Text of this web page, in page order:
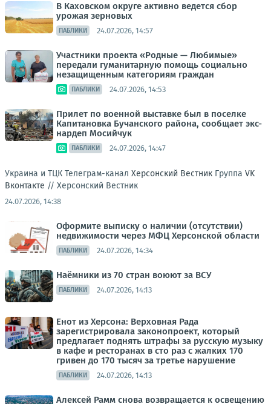
В Каховском округе активно ведется сбор
урожая зерновых
ПАБЛИКИ 24.07.2026, 14:57
Участники проекта «Родные — Любимые»
передали гуманитарную помощь социально
незащищенным категориям граждан
ПАБЛИКИ 24.07.2026, 14:53
Прилет по военной выставке был в поселке
Капитановка Бучанского района, сообщает экс-
нардеп Мосийчук
ПАБЛИКИ 24.07.2026, 14:47
Украина и ТЦК Телеграм-канал Херсонский Вестник Группа VK
Вконтакте // Херсонский Вестник
24.07.2026, 14:38
Оформите выписку о наличии (отсутствии)
недвижимости через МФЦ Херсонской области
ПАБЛИКИ 24.07.2026, 14:34
Наёмники из 70 стран воюют за ВСУ
ПАБЛИКИ 24.07.2026, 14:13
Енот из Херсона: Верховная Рада
зарегистрировала законопроект, который
предлагает поднять штрафы за русскую музыку
в кафе и ресторанах в сто раз с жалких 170
гривен до 170 тысяч за третье нарушение
ПАБЛИКИ 24.07.2026, 14:13
Алексей Рамм снова возвращается к освещению